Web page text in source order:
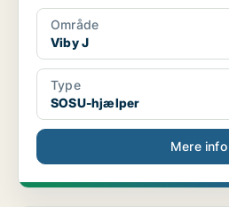
Område
Viby J
Type
SOSU-hjælper
Mere info